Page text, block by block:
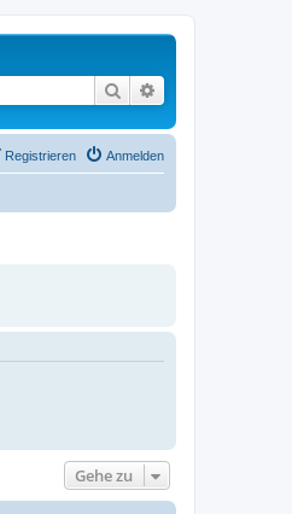
Suche
Anmelden
Registrieren
Gehe zu